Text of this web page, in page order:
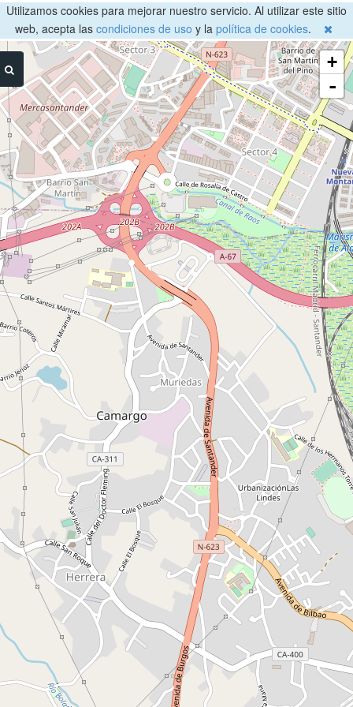
Utilizamos cookies para mejorar nuestro servicio. Al utilizar este sitio
web, acepta las condiciones de uso y la política de cookies.
+
-